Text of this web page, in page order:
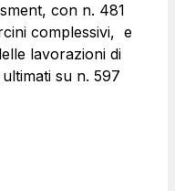
con n. 481
complessivi, e
lavorazioni di
su n. 597